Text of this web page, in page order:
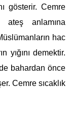
gösterir. Cemre
ateş anlamına
hac
yığını demektir.
bahardan önce
Cemre sıcaklık